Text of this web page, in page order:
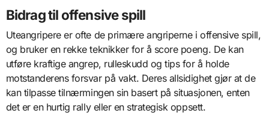
Bidrag til offensive spill
Uteangripere er ofte de primære angriperne i offensive spill,
og bruker en rekke teknikker for å score poeng. De kan
utføre kraftige angrep, rulleskudd og tips for å holde
motstanderens forsvar på vakt. Deres allsidighet gjør at de
kan tilpasse tilnærmingen sin basert på situasjonen, enten
det er en hurtig rally eller en strategisk oppsett.